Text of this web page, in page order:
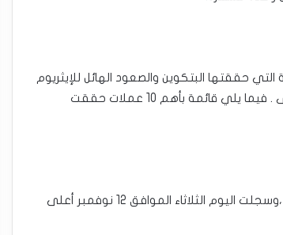
حققتها البتكوين والصعود الهائل للإيثريوم
،بل امتدت موجة الارتفاعات لتشمل معظم العملات الرقمية الأخرى . فيما يلي قائمة بأهم 10 عملات حققت
ارتفعت رابع أكبر عملة مشفرة فى العالم “سولانا” بأكثر من 35% ،وسجلت اليوم الثلاثاء الموافق 12 نوفمبر أعلى